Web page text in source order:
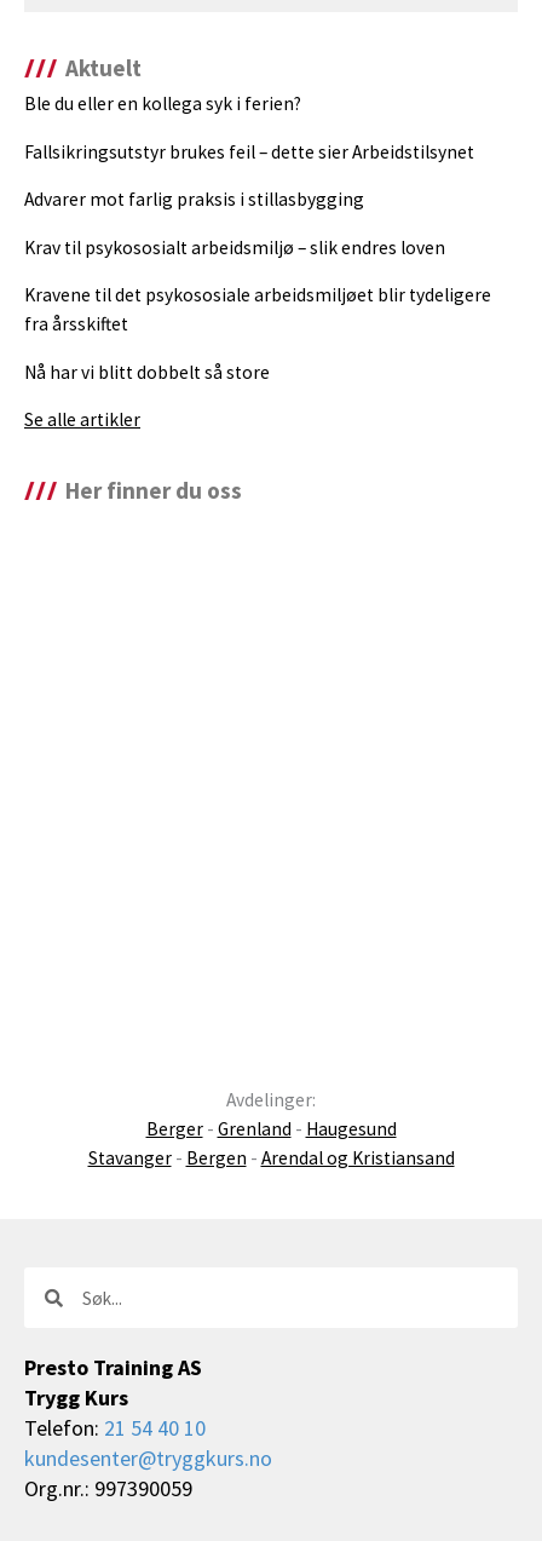
Aktuelt
Ble du eller en kollega syk i ferien?
Fallsikringsutstyr brukes feil – dette sier Arbeidstilsynet
Advarer mot farlig praksis i stillasbygging
Krav til psykososialt arbeidsmiljø – slik endres loven
Kravene til det psykososiale arbeidsmiljøet blir tydeligere
fra årsskiftet
Nå har vi blitt dobbelt så store
Se alle artikler
Her finner du oss
Avdelinger:
Berger- Grenland - Haugesund
Stavanger- Bergen - Arendal og Kristiansand
Søk
Presto Training AS
Trygg Kurs
Telefon: 21 54 40 10
kundesenter@tryggkurs.no
Org.nr.: 997390059